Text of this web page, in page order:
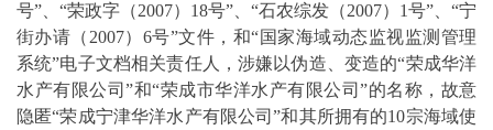
号”、“荣政字（2007）18号”、“石农综发（2007）1号”、“宁
街办请（2007）6号”文件，和“国家海域动态监视监测管理
系统”电子文档相关责任人，涉嫌以伪造、变造的“荣成华洋
水产有限公司”和“荣成市华洋水产有限公司”的名称，故意
隐匿“荣成宁津华洋水产有限公司”和其所拥有的10宗海域使